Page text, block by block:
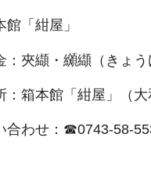
館「紺屋」
：夾纈・纐纈（きょ
：箱本館「紺屋」（大
合わせ：☎0743-58-